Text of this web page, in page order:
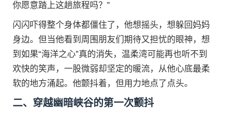
你愿意踏上这趟旅程吗？”
闪闪吓得整个身体都僵住了，他想摇头，想躲回妈妈
身边。但当他看到周围朋友们期待又担忧的眼神，想
到如果“海洋之心”真的消失，温柔湾可能再也听不到
欢快的笑声，一股微弱却坚定的暖流，从他心底最柔
软的地方涌起。他颤抖着，但用力地点了点头。
二、穿越幽暗峡谷的第一次颤抖